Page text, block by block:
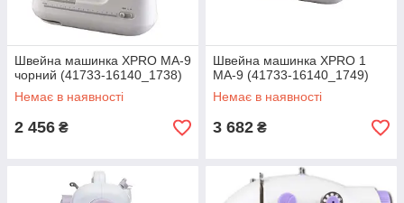
Швейна машинка XPRO MA-9
чорний (41733-16140_1738)
Немає в наявності
2 456 ₴
Швейна машинка XPRO 1
MA-9 (41733-16140_1749)
Немає в наявності
3 682 ₴